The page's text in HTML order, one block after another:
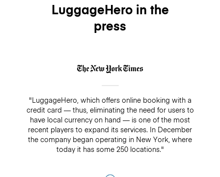
LuggageHero in the
press
"LuggageHero, which offers online booking with a
credit card — thus, eliminating the need for users to
have local currency on hand — is one of the most
recent players to expand its services. In December
the company began operating in New York, where
today it has some 250 locations."